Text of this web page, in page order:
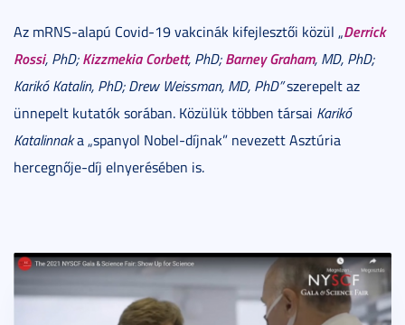
Az mRNS-alapú Covid-19 vakcinák kifejlesztői közül „Derrick
Rossi, PhD;Kizzmekia Corbett, PhD;Barney Graham, MD, PhD;
Karikó Katalin, PhD; Drew Weissman, MD, PhD”szerepelt az
ünnepelt kutatók sorában. Közülük többen társai Karikó
Katalinnaka „spanyol Nobel-díjnak” nevezett Asztúria
hercegnője-díj elnyerésében is.